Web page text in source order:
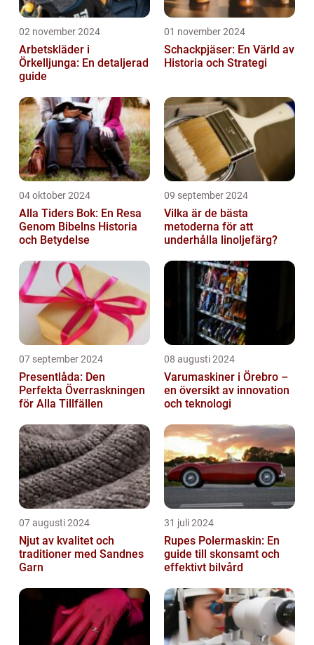
02 november 2024
Arbetskläder i
Örkelljunga: En detaljerad
guide
01 november 2024
Schackpjäser: En Värld av
Historia och Strategi
04 oktober 2024
Alla Tiders Bok: En Resa
Genom Bibelns Historia
och Betydelse
09 september 2024
Vilka är de bästa
metoderna för att
underhålla linoljefärg?
07 september 2024
Presentlåda: Den
Perfekta Överraskningen
för Alla Tillfällen
08 augusti 2024
Varumaskiner i Örebro –
en översikt av innovation
och teknologi
07 augusti 2024
Njut av kvalitet och
traditioner med Sandnes
Garn
31 juli 2024
Rupes Polermaskin: En
guide till skonsamt och
effektivt bilvård